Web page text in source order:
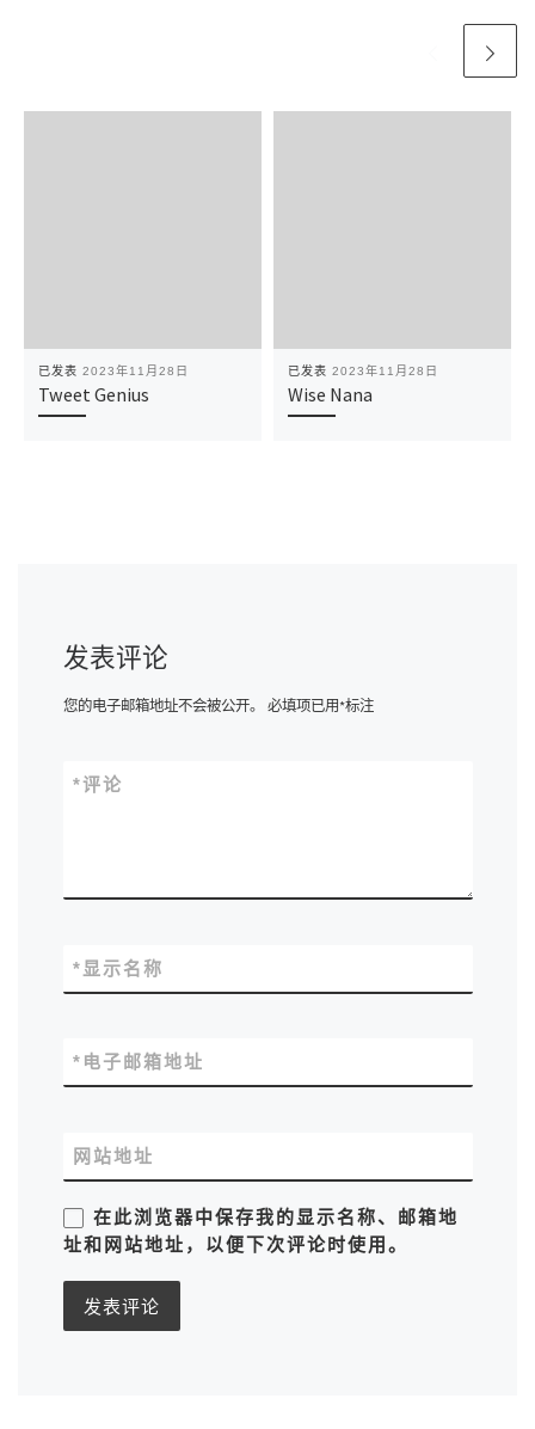
已发表 2023年11月28日
Tweet Genius
已发表 2023年11月28日
Wise Nana
发表评论
您的电子邮箱地址不会被公开。 必填项已用*标注
评论
*
显示名称
*
电子邮箱地址
*
网站地址
在此浏览器中保存我的显示名称、邮箱地
址和网站地址，以便下次评论时使用。